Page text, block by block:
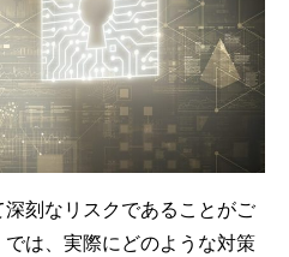
刻なリスクであることがご
は、実際にどのような対策